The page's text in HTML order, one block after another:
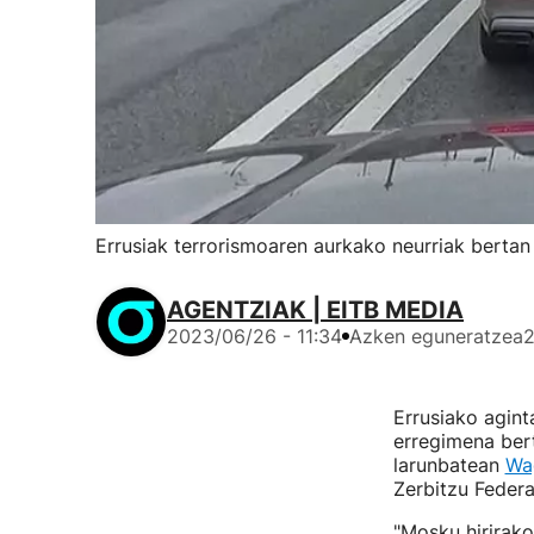
Errusiak terrorismoaren aurkako neurriak
AGENTZIAK | EITB MEDIA
2023/06/26 - 11:34 Azken eguneratzea
Errusiako
erregimena
larunbatean
Zerbitzu